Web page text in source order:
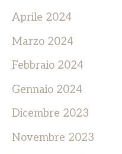
Aprile 2024
Marzo 2024
Febbraio 2024
Gennaio 2024
Dicembre 2023
Novembre 2023